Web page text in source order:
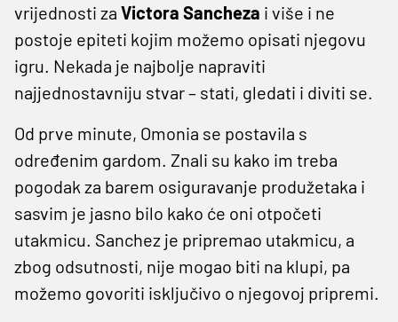
vrijednosti za Victora Sancheza i više i ne
postoje epiteti kojim možemo opisati njegovu
igru. Nekada je najbolje napraviti
najjednostavniju stvar – stati, gledati i diviti se.
Od prve minute, Omonia se postavila s
određenim gardom. Znali su kako im treba
pogodak za barem osiguravanje produžetaka i
sasvim je jasno bilo kako će oni otpočeti
utakmicu. Sanchez je pripremao utakmicu, a
zbog odsutnosti, nije mogao biti na klupi, pa
možemo govoriti isključivo o njegovoj pripremi.